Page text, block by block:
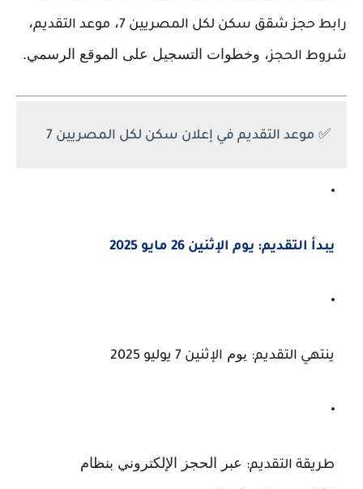
رابط حجز شقق سكن لكل المصريين 7 ، موعد التقديم،
شروط الحجز، وخطوات التسجيل على الموقع الرسمي.
✅ موعد التقديم في إعلان سكن لكل المصريين 7
يبدأ التقديم: يوم الإثنين 26 مايو 2025
ينتهي التقديم: يوم الإثنين 7 يوليو 2025
طريقة التقديم: عبر الحجز الإلكتروني بنظام